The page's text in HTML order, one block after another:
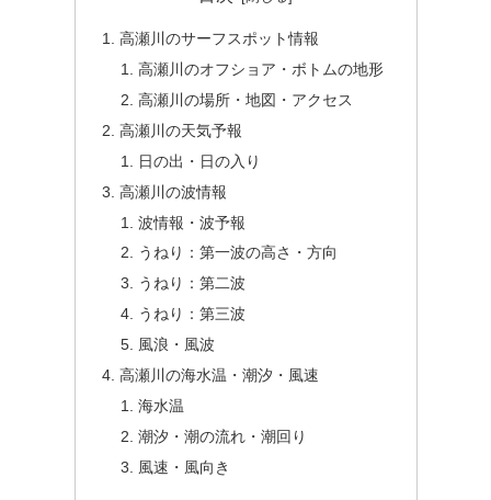
高瀬川のサーフスポット情報
高瀬川のオフショア・ボトムの地形
高瀬川の場所・地図・アクセス
高瀬川の天気予報
日の出・日の入り
高瀬川の波情報
波情報・波予報
うねり：第一波の高さ・方向
うねり：第二波
うねり：第三波
風浪・風波
高瀬川の海水温・潮汐・風速
海水温
潮汐・潮の流れ・潮回り
風速・風向き